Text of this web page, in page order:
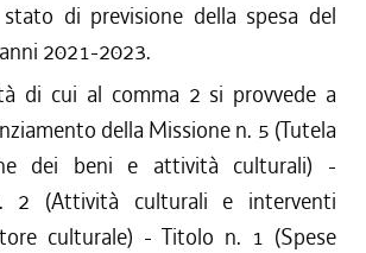
di previsione della spesa del
2021-2023.
di cui al comma 2 si provvede a
della Missione n. 5 (Tutela
dei beni e attività culturali) -
2 (Attività culturali e interventi
culturale) - Titolo n. 1 (Spese